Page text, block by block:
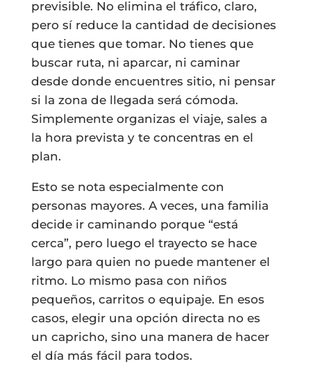
previsible. No elimina el tráfico, claro,
pero sí reduce la cantidad de decisiones
que tienes que tomar. No tienes que
buscar ruta, ni aparcar, ni caminar
desde donde encuentres sitio, ni pensar
si la zona de llegada será cómoda.
Simplemente organizas el viaje, sales a
la hora prevista y te concentras en el
plan.
Esto se nota especialmente con
personas mayores. A veces, una familia
decide ir caminando porque “está
cerca”, pero luego el trayecto se hace
largo para quien no puede mantener el
ritmo. Lo mismo pasa con niños
pequeños, carritos o equipaje. En esos
casos, elegir una opción directa no es
un capricho, sino una manera de hacer
el día más fácil para todos.